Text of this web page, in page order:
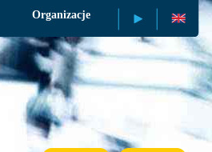
Organizacje Publikacje